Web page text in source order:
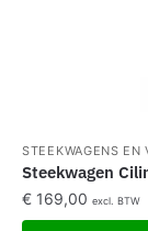
STEEKWAGENS EN
Steekwagen
€ 169,00 excl. BTW